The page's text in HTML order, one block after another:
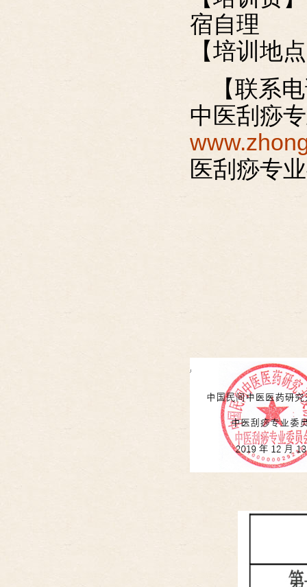
宿自理
【培训地
【联系
中医刮痧
医刮痧专